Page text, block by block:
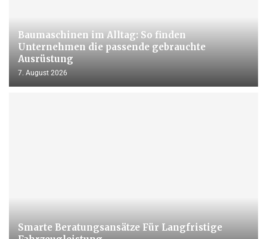
Baumaschinen im Alltag: So finden
Unternehmen die passende gebrauchte
Ausrüstung
7. August 2026
Smarte Beratungsansätze Für Langfristige